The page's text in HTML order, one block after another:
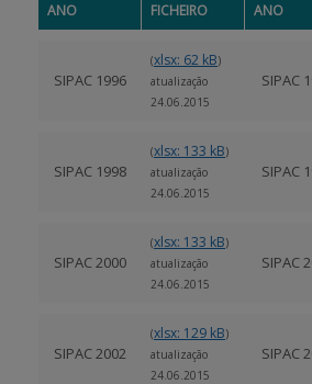
Entrar / Registar
ANO FICHEIRO ANO
SIPAC 1996
(xlsx: 62 kB)
atualização
24.06.2015
SIPAC
SIPAC 1998
(xlsx: 133 kB)
atualização
24.06.2015
SIPAC
SIPAC 2000
(xlsx: 133 kB)
atualização
24.06.2015
SIPAC
SIPAC 2002
(xlsx: 129 kB)
atualização
24.06.2015
SIPAC